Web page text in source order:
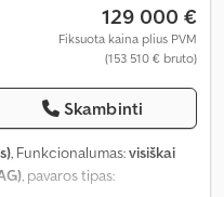
129 000 €
Fiksuota kaina plius PVM
(153 510 € bruto)
Skambinti
, Funkcionalumas:visiškai
, pavaros tipas: